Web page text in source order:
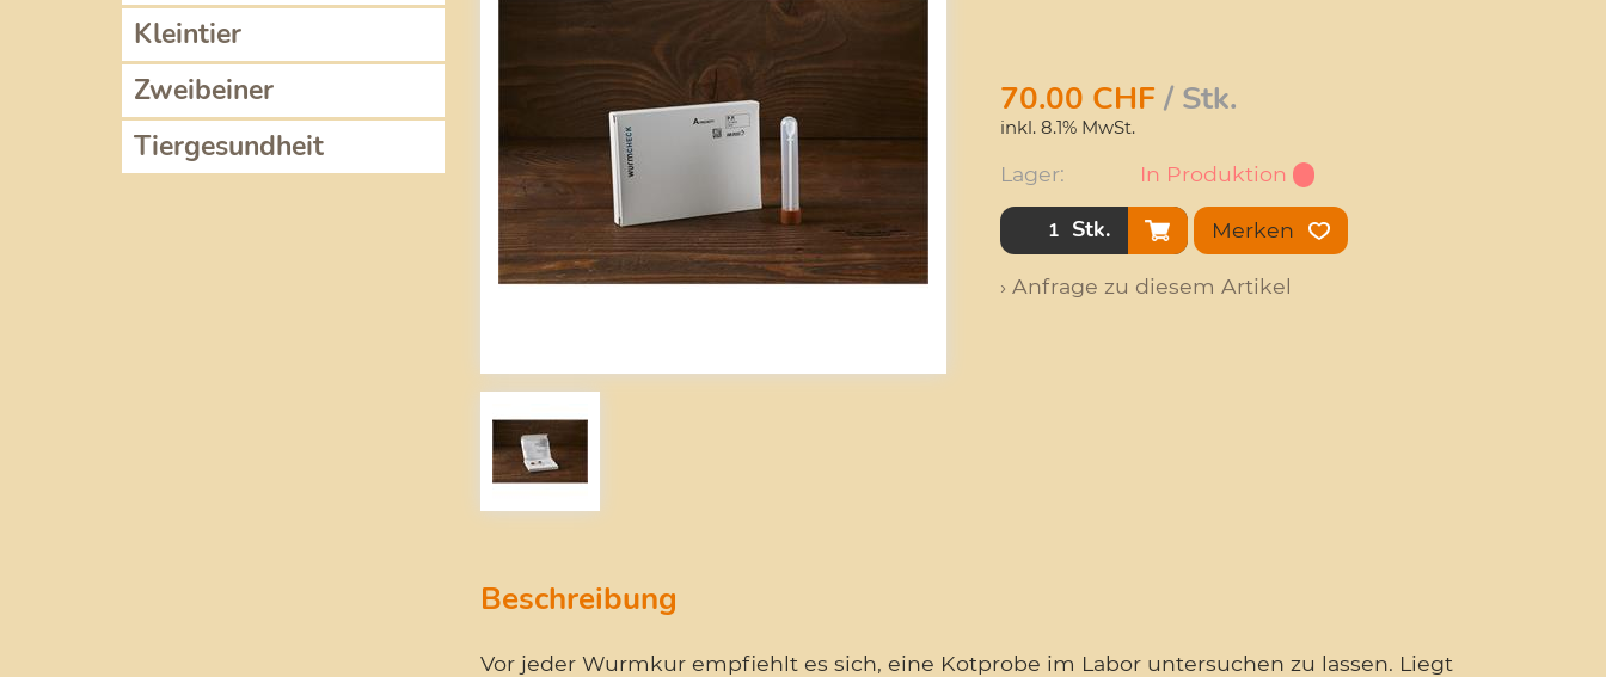
Kleintier
Zweibeiner
Tiergesundheit
70.00 CHF/ Stk.
inkl. 8.1% MwSt.
Lager: In Produktion
Stk. Merken
› Anfrage zu diesem Artikel
Beschreibung
Vor jeder Wurmkur empfiehlt es sich, eine Kotprobe im Labor untersuchen zu lassen. Liegt